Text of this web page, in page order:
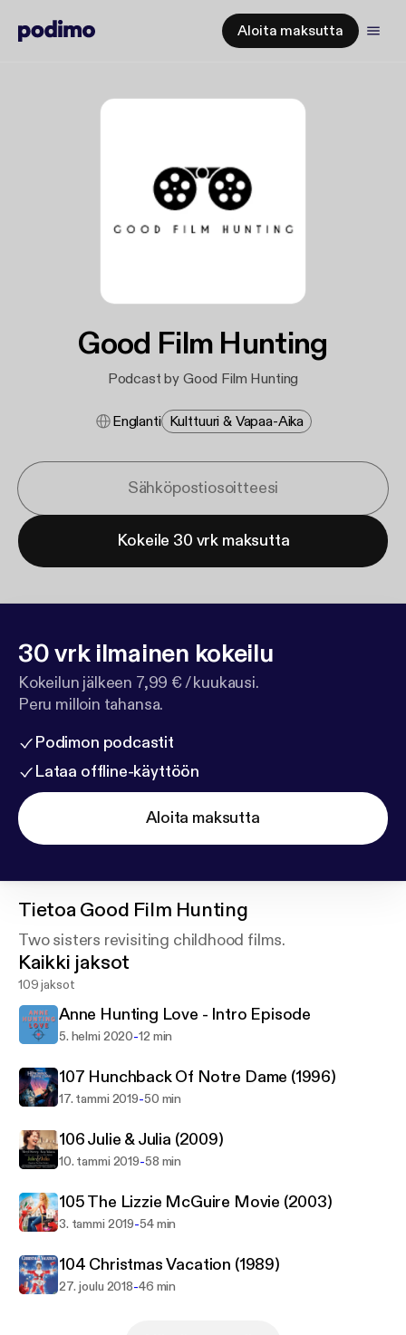
Aloita maksutta
Good Film Hunting
Podcast by Good Film Hunting
Englanti Kulttuuri & Vapaa-Aika
Kokeile 30 vrk maksutta
30 vrk ilmainen kokeilu
Kokeilun jälkeen 7,99 € / kuukausi.
Peru milloin tahansa.
Podimon podcastit
Lataa offline-käyttöön
Aloita maksutta
Tietoa Good Film Hunting
Two sisters revisiting childhood films.
Kaikki jaksot
109 jaksot
Anne Hunting Love - Intro Episode
5. helmi 2020-12 min
107 Hunchback Of Notre Dame (1996)
17. tammi 2019-50 min
106 Julie & Julia (2009)
10. tammi 2019-58 min
105 The Lizzie McGuire Movie (2003)
3. tammi 2019-54 min
104 Christmas Vacation (1989)
27. joulu 2018-46 min